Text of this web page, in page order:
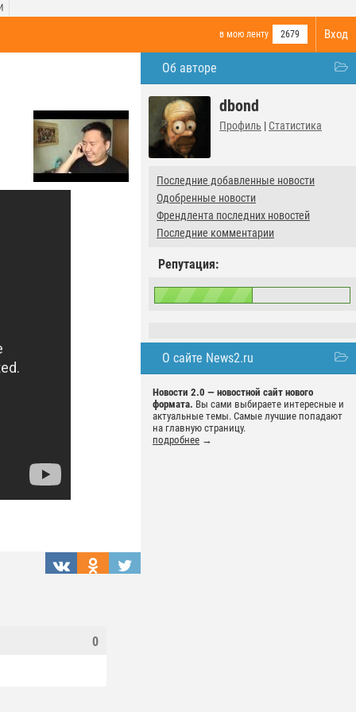
Вход
в мою ленту 2679
Об авторе
dbond
Профиль | Статистика
Последние добавленные новости
Одобренные новости
Френдлента последних новостей
Последние комментарии
Репутация:
О сайте News2.ru
Новости 2.0 — новостной сайт нового
формата. Вы сами выбираете интересные и
актуальные темы. Самые лучшие попадают
на главную страницу.
подробнее →
0